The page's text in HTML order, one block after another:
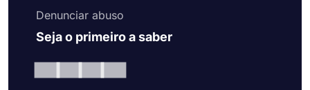
Denunciar abuso
Seja o primeiro a saber